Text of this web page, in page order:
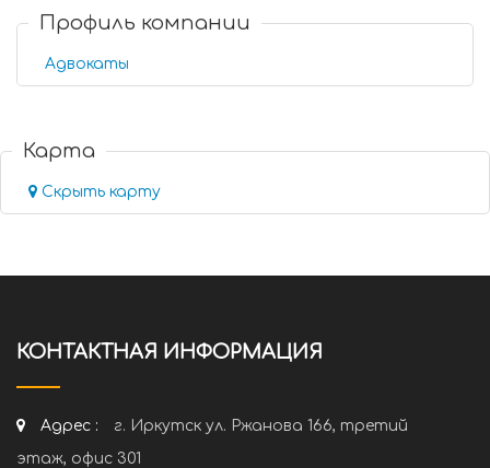
Профиль компании
Адвокаты
Карта
Скрыть карту
КОНТАКТНАЯ ИНФОРМАЦИЯ
Адрес :
г. Иркутск ул. Ржанова 166, третий
этаж, офис 301